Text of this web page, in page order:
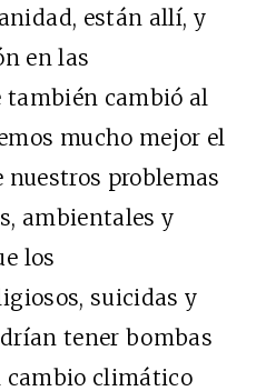
están allí, y
en las
también cambió al
mucho mejor el
problemas
ambientales y
los
suicidas y
tener bombas
cambio climático